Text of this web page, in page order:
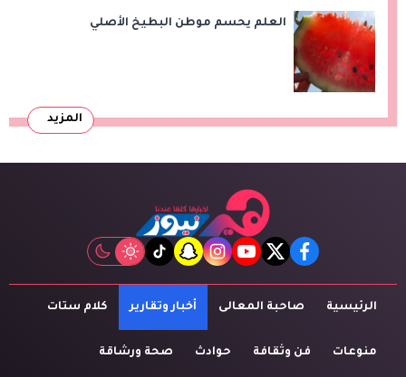
العلم يحسم موطن البطيخ الأصلي
المزيد
facebook
twitter
youtube
instagram
snapchat
tiktok
الرئيسية صاحبة المعالى أخبار وتقارير كلام ستات
منوعات فن وثقافة حوادث صحة ورشاقة